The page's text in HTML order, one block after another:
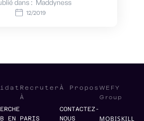
dans : Maddyness
12/2019
EN
Recruter
À
PARIS
À Propos
CONTACTEZ-
NOUS
WEFY
Group
MOBISKILL